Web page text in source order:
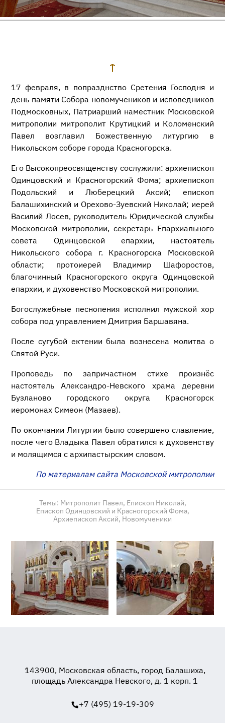
17 февраля, в попразднство Сретения Господня и
день памяти Собора новомучеников и исповедников
Подмосковных, Патриарший наместник Московской
митрополии митрополит Крутицкий и Коломенский
Павел возглавил Божественную литургию в
Никольском соборе города Красногорска.
Его Высокопреосвященству сослужили: архиепископ
Одинцовский и Красногорский Фома; архиепископ
Подольский и Люберецкий Аксий; епископ
Балашихинский и Орехово-Зуевский Николай; иерей
Василий Лосев, руководитель Юридической службы
Московской митрополии, секретарь Епархиального
совета Одинцовской епархии, настоятель
Никольского собора г. Красногорска Московской
области; протоиерей Владимир Шафоростов,
благочинный Красногорского округа Одинцовской
епархии, и духовенство Московской митрополии.
Богослужебные песнопения исполнил мужской хор
собора под управлением Дмитрия Баршавяна.
После сугубой ектении была вознесена молитва о
Святой Руси.
Проповедь по запричастном стихе произнёс
настоятель Александро-Невского храма деревни
Бузланово городского округа Красногорск
иеромонах Симеон (Мазаев).
По окончании Литургии было совершено славление,
после чего Владыка Павел обратился к духовенству
и молящимся с архипастырским словом.
По материалам сайта Московской митрополии
Темы: Митрополит Павел, Епископ Николай,
Епископ Одинцовский и Красногорский Фома,
Архиепископ Аксий, Новомученики
143900, Московская область, город Балашиха,
площадь Александра Невского, д. 1 корп. 1
+7 (495) 19-19-309